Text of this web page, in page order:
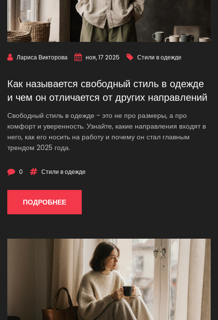
Лариса Викторова ноя, 17 2025 Стили в одежде
Как называется свободный стиль в одежде
и чем он отличается от других направлений
Свободный стиль в одежде - это не про размеры, а про
комфорт и уверенность. Узнайте, какие направления входят в
него, как его носить на работу и почему он стал главным
трендом 2025 года.
0 Стили в одежде
ПОДРОБНЕЕ